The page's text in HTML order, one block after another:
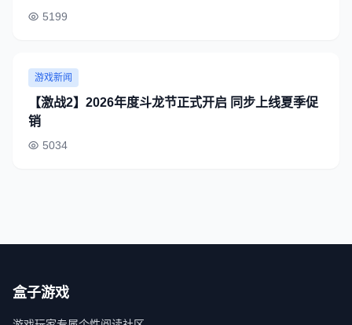
5199
游戏新闻
【激战2】2026年度斗龙节正式开启 同步上线夏季促
销
5034
盒子游戏